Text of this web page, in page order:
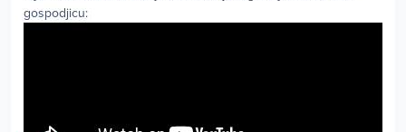
gospodjicu: